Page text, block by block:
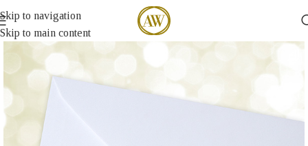
Skip to navigation
Skip to main content